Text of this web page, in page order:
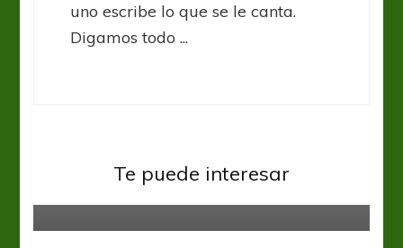
uno escribe lo que se le canta.
Digamos todo ...
Te puede interesar
A-League: Simon dice “hay que